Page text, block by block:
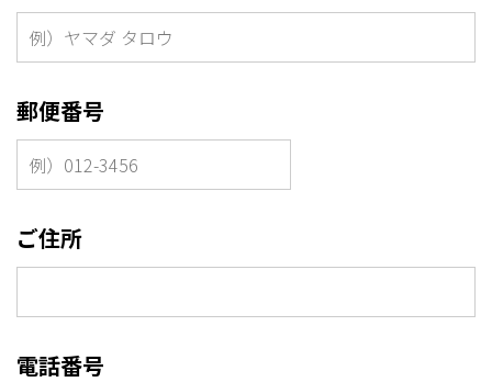
郵便番号
ご住所
電話番号